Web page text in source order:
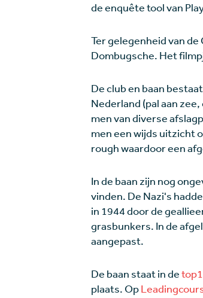
de enquête tool van
Ter gelegenheid van
Dombugsche. Het
De club en baan
Nederland (pal aan
men van diverse
men een wijds uitzicht
rough waardoor een
In de baan zijn nog
vinden. De Nazi's
in 1944 door de
grasbunkers. In de
aangepast.
De baan staat in de
plaats. Op